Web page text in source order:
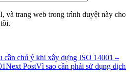
và trang web trong trình duyệt này cho
cần chú ý khi xây dựng ISO 14001 –
Next PostVì sao cần phải sử dụng dịch